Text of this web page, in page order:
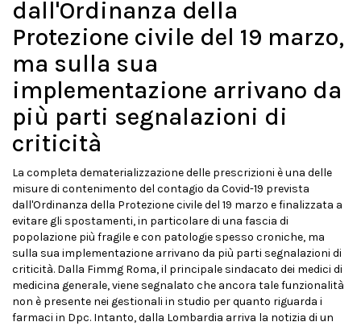
dall'Ordinanza della
Protezione civile del 19 marzo,
ma sulla sua
implementazione arrivano da
più parti segnalazioni di
criticità
La completa dematerializzazione delle prescrizioni è una delle
misure di contenimento del contagio da Covid-19 prevista
dall'Ordinanza della Protezione civile del 19 marzo e finalizzata a
evitare gli spostamenti, in particolare di una fascia di
popolazione più fragile e con patologie spesso croniche, ma
sulla sua implementazione arrivano da più parti segnalazioni di
criticità. Dalla Fimmg Roma, il principale sindacato dei medici di
medicina generale, viene segnalato che ancora tale funzionalità
non è presente nei gestionali in studio per quanto riguarda i
farmaci in Dpc. Intanto, dalla Lombardia arriva la notizia di un